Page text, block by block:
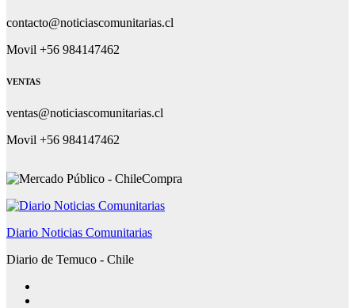
contacto@noticiascomunitarias.cl
Movil +56 984147462
VENTAS
ventas@noticiascomunitarias.cl
Movil +56 984147462
Diario Noticias Comunitarias
Diario de Temuco - Chile